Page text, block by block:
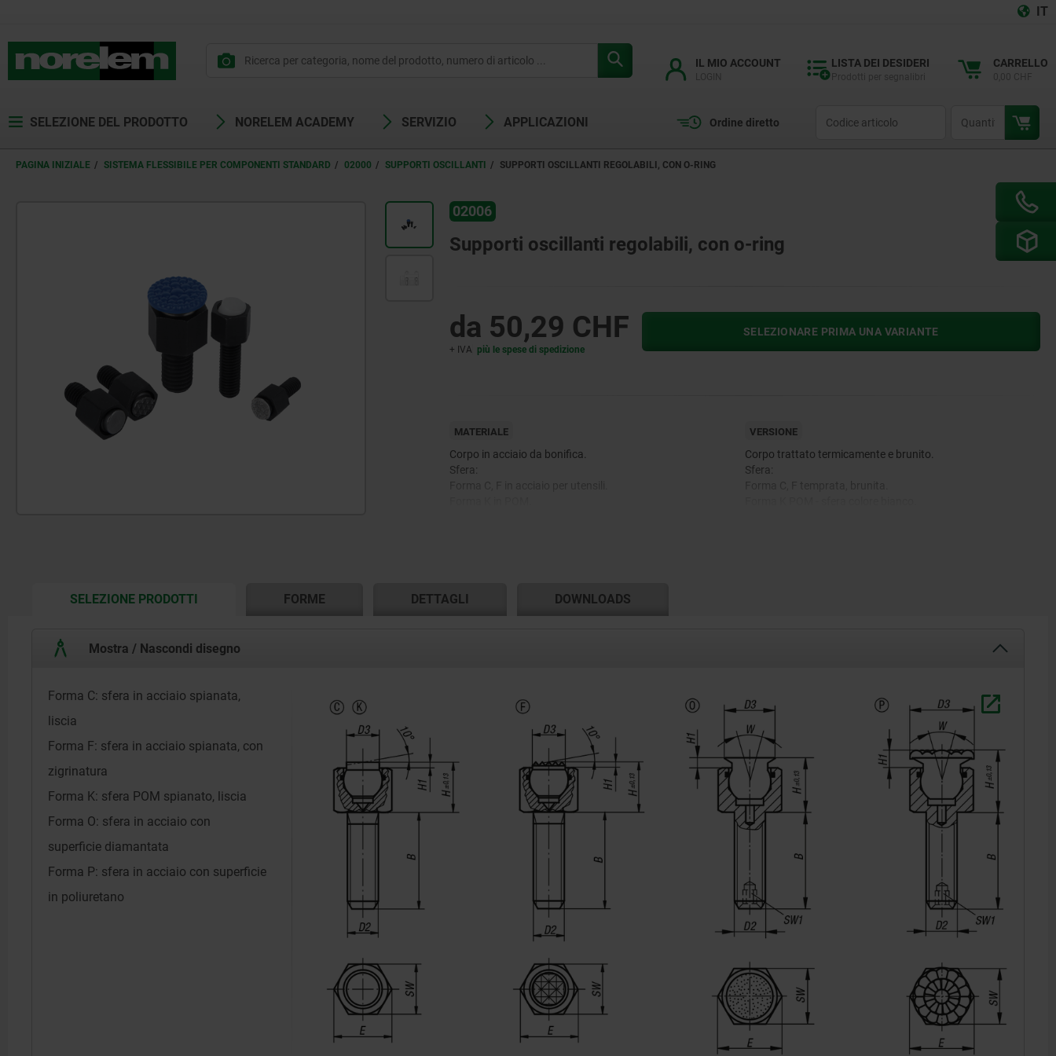
IT
IL MIO ACCOUNT LISTA DEI DESIDERI CARRELLO
SELEZIONE DEL PRODOTTO NORELEM ACADEMY SERVIZIO APPLICAZIONI Ordine diretto
PAGINA INIZIALE SISTEMA FLESSIBILE PER COMPONENTI STANDARD 02000 SUPPORTI OSCILLANTI SUPPORTI OSCILLANTI REGOLABILI, CON O-RING
02006
Supporti oscillanti regolabili, con o-ring
da 50,29 CHF
+ IVA più le spese di spedizione
SELEZIONARE PRIMA UNA VARIANTE
MATERIALE
Corpo in acciaio da bonifica.
Sfera:
VERSIONE
Corpo trattato termicamente e brunito.
Sfera:
SELEZIONE PRODOTTI CURRENT
FORME DETTAGLI DOWNLOADS
Mostra / Nascondi disegno
Forma C: sfera in acciaio spianata,
liscia
Forma F: sfera in acciaio spianata, con
zigrinatura
Forma K: sfera POM spianato, liscia
Forma O: sfera in acciaio con
superficie diamantata
Forma P: sfera in acciaio con superficie
in poliuretano